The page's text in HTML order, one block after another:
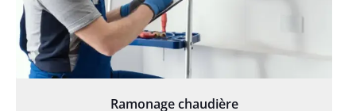
Ramonage chaudière